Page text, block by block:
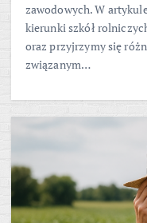
zawodowych. W
kierunki szkół
oraz przyjrzymy się
związanym…